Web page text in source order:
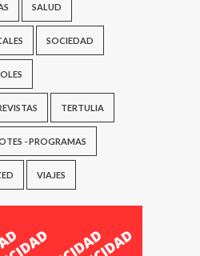
SALUD
SOCIEDAD
TERTULIA
- PROGRAMAS
VIAJES